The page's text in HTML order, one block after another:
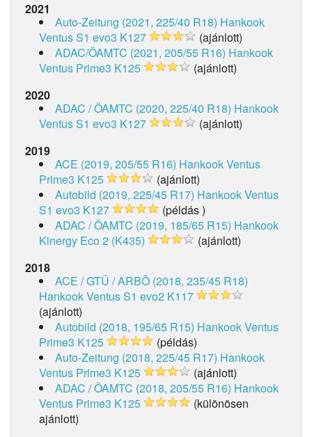
2021
Auto-Zeitung (2021, 225/40 R18) Hankook
Ventus S1 evo3 K127
(ajánlott)
ADAC/ÖAMTC (2021, 205/55 R16) Hankook
Ventus Prime3 K125
(ajánlott)
2020
ADAC / ÖAMTC (2020, 225/40 R18) Hankook
Ventus S1 evo3 K127
(ajánlott)
2019
ACE (2019, 205/55 R16) Hankook Ventus
Prime3 K125
(ajánlott)
Autobild (2019, 225/45 R17) Hankook Ventus
S1 evo3 K127
(példás )
ADAC / ÖAMTC (2019, 185/65 R15) Hankook
Kinergy Eco 2 (K435)
(ajánlott)
2018
ACE / GTÜ / ARBÖ (2018, 235/45 R18)
Hankook Ventus S1 evo2 K117
(ajánlott)
Autobild (2018, 195/65 R15) Hankook Ventus
Prime3 K125
(példás)
Auto-Zeitung (2018, 225/45 R17) Hankook
Ventus Prime3 K125
(ajánlott)
ADAC / ÖAMTC (2018, 205/55 R16) Hankook
Ventus Prime3 K125
(különösen
ajánlott)